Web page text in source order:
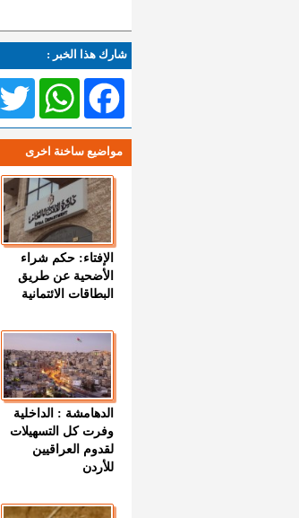
شارك هذا الخبر :
TwitterWhatsAppFacebook
مواضيع ساخنة اخرى
الإفتاء: حكم شراء
الأضحية عن طريق
البطاقات الائتمانية
الدهامشة : الداخلية
وفرت كل التسهيلات
لقدوم العراقيين
للأردن